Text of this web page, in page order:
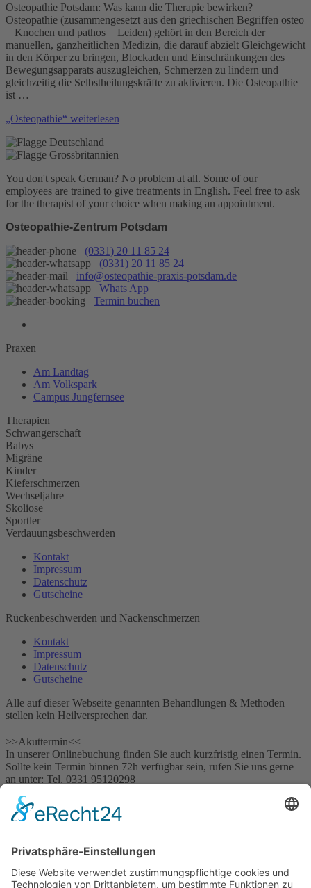
Osteopathie Potsdam: Was kann die Therapie bewirken?
Osteopathie (zusammengesetzt aus den griechischen Begriffen osteo
= Knochen und pathos = Leiden) gehört in den Bereich der
manuellen, ganzheitlichen Medizin, die darauf abzielt Gleichgewicht
in den Körper zu bringen, Blockaden und Einschränkungen des
Bewegungsapparats auszugleichen, Schmerzen zu lindern und
gleichzeitig die Selbstheilungskräfte zu aktivieren. Die Osteopathie
ist …
„Osteopathie“ weiterlesen
You don't speak German? No problem at all. Some of our
employees are trained to give treatments in English. Feel free to ask
for the therapist of your choice when making an appointment.
Osteopathie-Zentrum Potsdam
(0331) 20 11 85 24
(0331) 20 11 85 24
info@osteopathie-praxis-potsdam.de
Whats App
Termin buchen
Praxen
Am Landtag
Am Volkspark
Campus Jungfernsee
Therapien
Schwangerschaft
Babys
Migräne
Kinder
Kieferschmerzen
Wechseljahre
Skoliose
Sportler
Verdauungsbeschwerden
Kontakt
Impressum
Datenschutz
Gutscheine
Rückenbeschwerden und Nackenschmerzen
Kontakt
Impressum
Datenschutz
Gutscheine
Alle auf dieser Webseite genannten Behandlungen & Methoden
stellen kein Heilversprechen dar.
>>Akuttermin<<
In unserer Onlinebuchung finden Sie auch kurzfristig einen Termin.
Sollte kein Termin binnen 72h verfügbar sein, rufen Sie uns gerne
an unter: Tel. ‎0331 95120298
Schließen